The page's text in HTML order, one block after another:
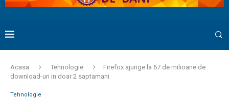
Acasa Tehnologie
Firefox ajunge la 67 de milioane de
download-uri in doar 2 saptamani
Tehnologie